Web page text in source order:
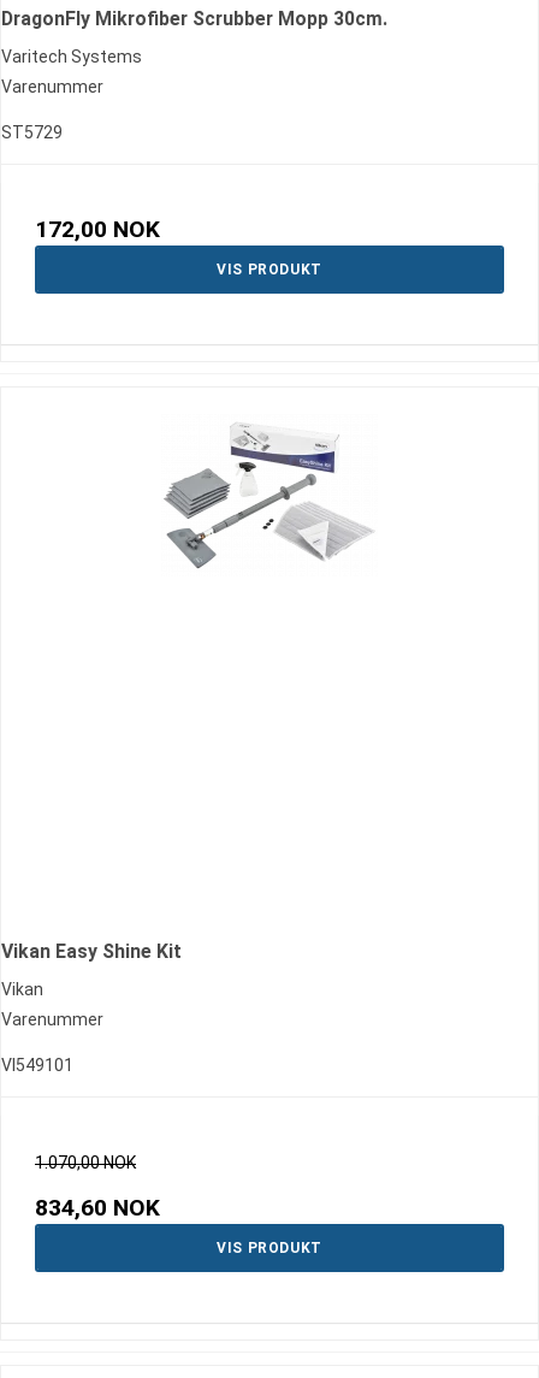
DragonFly Mikrofiber Scrubber Mopp 30cm.
Varitech Systems
Varenummer
ST5729
172,00 NOK
VIS PRODUKT
Vikan Easy Shine Kit
Vikan
Varenummer
VI549101
1.070,00 NOK
834,60 NOK
VIS PRODUKT